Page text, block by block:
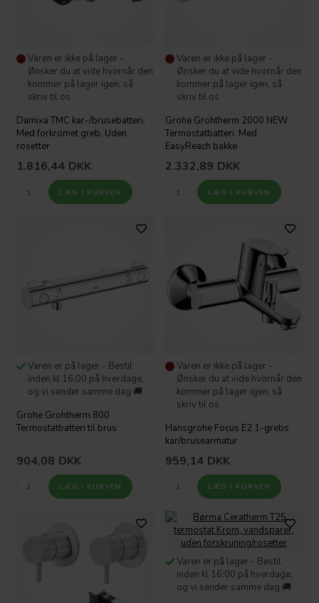
Varen er ikke på lager -
Ønsker du at vide hvornår den
kommer på lager igen, så
skriv til os
Damixa TMC kar-/brusebatteri.
Med forkromet greb. Uden
rosetter
1.816,44 DKK
Varen er ikke på lager -
Ønsker du at vide hvornår den
kommer på lager igen, så
skriv til os
Grohe Grohtherm 2000 NEW
Termostatbatteri. Med
EasyReach bakke
2.332,89 DKK
Varen er på lager - Bestil
inden kl 16:00 på hverdage,
og vi sender samme dag 🚚
Grohe Grohtherm 800
Termostatbatteri til brus
904,08 DKK
Varen er ikke på lager -
Ønsker du at vide hvornår den
kommer på lager igen, så
skriv til os
Hansgrohe Focus E2 1-grebs
kar/brusearmatur
959,14 DKK
Varen er på lager - Bestil
inden kl 16:00 på hverdage,
og vi sender samme dag 🚚